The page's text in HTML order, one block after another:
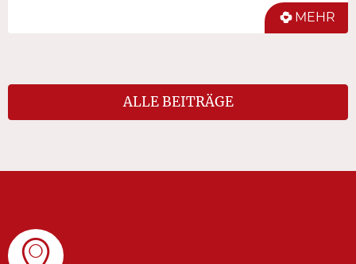
MEHR
ALLE BEITRÄGE